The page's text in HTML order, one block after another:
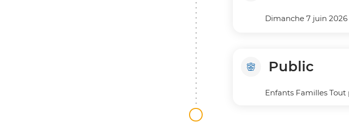
Dimanche 7 juin 2026
Public
Enfants Familles Tout